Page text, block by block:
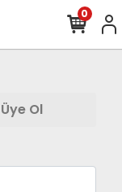
0
Üye Ol